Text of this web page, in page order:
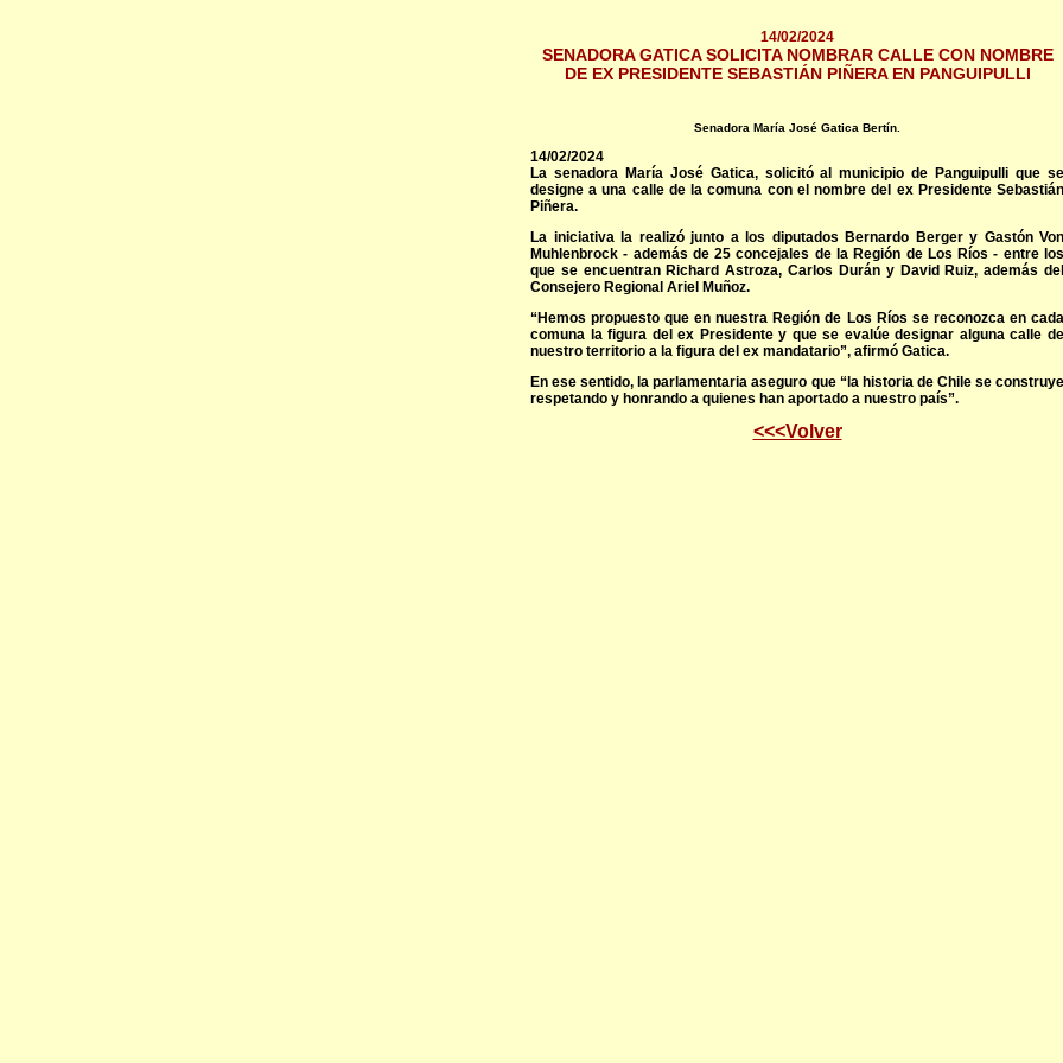
14/02/2024
SENADORA GATICA SOLICITA NOMBRAR CALLE CON NOMBRE
DE EX PRESIDENTE SEBASTIÁN PIÑERA EN PANGUIPULLI
Senadora María José Gatica Bertín.
14/02/2024
La senadora María José Gatica, solicitó al municipio de Panguipulli que se
designe a una calle de la comuna con el nombre del ex Presidente Sebastián
Piñera.
La iniciativa la realizó junto a los diputados Bernardo Berger y Gastón Von
Muhlenbrock - además de 25 concejales de la Región de Los Ríos - entre los
que se encuentran Richard Astroza, Carlos Durán y David Ruiz, además del
Consejero Regional Ariel Muñoz.
“Hemos propuesto que en nuestra Región de Los Ríos se reconozca en cada
comuna la figura del ex Presidente y que se evalúe designar alguna calle de
nuestro territorio a la figura del ex mandatario”, afirmó Gatica.
En ese sentido, la parlamentaria aseguro que “la historia de Chile se construye
respetando y honrando a quienes han aportado a nuestro país”.
<<<Volver